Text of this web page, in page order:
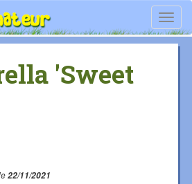
'Sweet
22/11/2021